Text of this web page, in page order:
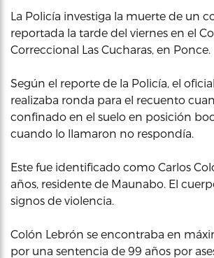
La Policía investiga la muerte de un
reportada la tarde del viernes en el
Correccional Las Cucharas, en Ponce.
Según el reporte de la Policía, el
realizaba ronda para el recuento
confinado en el suelo en posición
cuando lo llamaron no respondía.
Este fue identificado como Carlos
años, residente de Maunabo. El
signos de violencia.
Colón Lebrón se encontraba en
por una sentencia de 99 años por